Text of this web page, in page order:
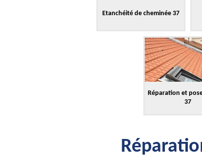
Etanchéité de cheminée 37
Réparation et
37